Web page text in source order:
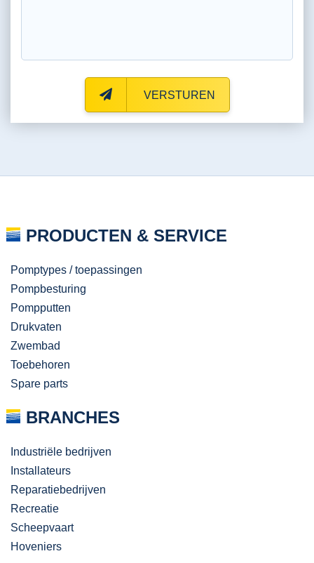
VERSTUREN
PRODUCTEN & SERVICE
Pomptypes / toepassingen
Pompbesturing
Pompputten
Drukvaten
Zwembad
Toebehoren
Spare parts
BRANCHES
Industriële bedrijven
Installateurs
Reparatiebedrijven
Recreatie
Scheepvaart
Hoveniers